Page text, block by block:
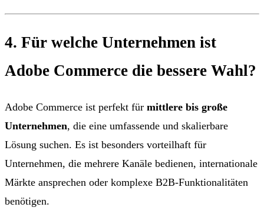
4. Für welche Unternehmen ist
Adobe Commerce die bessere Wahl?
Adobe Commerce ist perfekt für mittlere bis große
Unternehmen, die eine umfassende und skalierbare
Lösung suchen. Es ist besonders vorteilhaft für
Unternehmen, die mehrere Kanäle bedienen, internationale
Märkte ansprechen oder komplexe B2B-Funktionalitäten
benötigen.